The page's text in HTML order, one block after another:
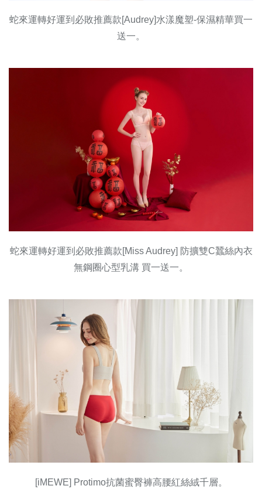
蛇來運轉好運到必敗推薦款[Audrey]水漾魔塑-保濕精華買一
送一。
蛇來運轉好運到必敗推薦款[Miss Audrey] 防擴雙C蠶絲內衣
無鋼圈心型乳溝 買一送一。
[iMEWE] Protimo抗菌蜜臀褲高腰紅絲絨千層。